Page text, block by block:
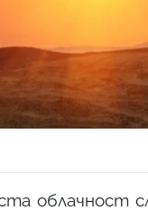
облачност